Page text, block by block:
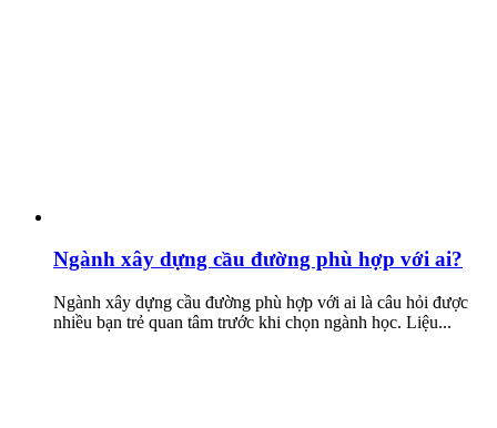
Ngành xây dựng cầu đường phù hợp với ai?
Ngành xây dựng cầu đường phù hợp với ai là câu hỏi được
nhiều bạn trẻ quan tâm trước khi chọn ngành học. Liệu...